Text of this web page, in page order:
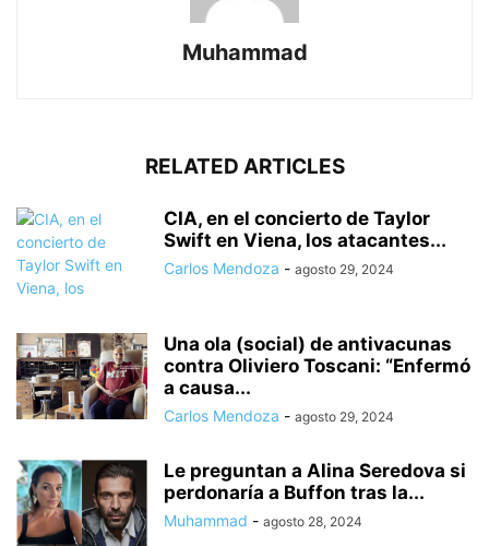
Muhammad
RELATED ARTICLES
CIA, en el concierto de Taylor
Swift en Viena, los atacantes...
Carlos Mendoza - agosto 29, 2024
Una ola (social) de antivacunas
contra Oliviero Toscani: “Enfermó
a causa...
Carlos Mendoza - agosto 29, 2024
Le preguntan a Alina Seredova si
perdonaría a Buffon tras la...
Muhammad - agosto 28, 2024